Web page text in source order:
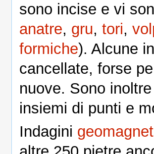
sono incise e vi
anatre, gru, tori,
formiche). Alcune
cancellate, forse
nuove. Sono
insiemi di punti e
Indagini